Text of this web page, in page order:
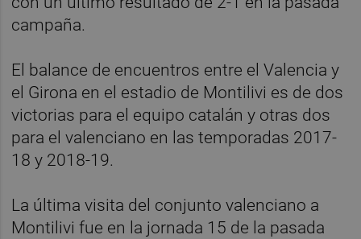
campaña.
El balance de encuentros entre el Valencia y
el Girona en el estadio de Montilivi es de dos
victorias para el equipo catalán y otras dos
para el valenciano en las temporadas 2017-
18 y 2018-19.
La última visita del conjunto valenciano a
Montilivi fue en la jornada 15 de la pasada